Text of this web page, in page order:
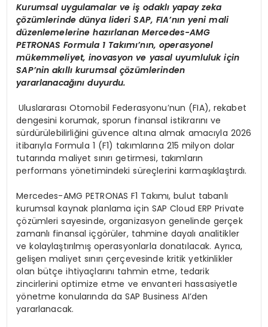
Kurumsal uygulamalar ve işodaklıyapay zeka
çözümlerinde dünya lideri SAP, FIA’nın yeni mali
düzenlemelerine hazırlanan Mercedes-AMG
PETRONAS Formula 1 Takımı’nın, operasyonel
mükemmeliyet, inovasyon ve yasal uyumluluk için
SAP’nin akıllı kurumsalçözümlerinden
yararlanacağınıduyurdu.
Uluslararası Otomobil Federasyonu’nun (FIA), rekabet
dengesini korumak, sporun finansal istikrarını ve
sürdürülebilirliğini güvence altına almak amacıyla 2026
itibarıyla Formula 1 (F1) takımlarına 215 milyon dolar
tutarında maliyet sınırı getirmesi, takımların
performans yönetimindeki süreçlerini karmaşıklaştırdı.
Mercedes-AMG PETRONAS F1 Takımı, bulut tabanlı
kurumsal kaynak planlama için SAP Cloud ERP Private
çözümleri sayesinde, organizasyon genelinde gerçek
zamanlı finansal içgörüler, tahmine dayalı analitikler
ve kolaylaştırılmış operasyonlarla donatılacak. Ayrıca,
gelişen maliyet sınırı çerçevesinde kritik yetkinlikler
olan bütçe ihtiyaçlarını tahmin etme, tedarik
zincirlerini optimize etme ve envanteri hassasiyetle
yönetme konularında da SAP Business AI’den
yararlanacak.